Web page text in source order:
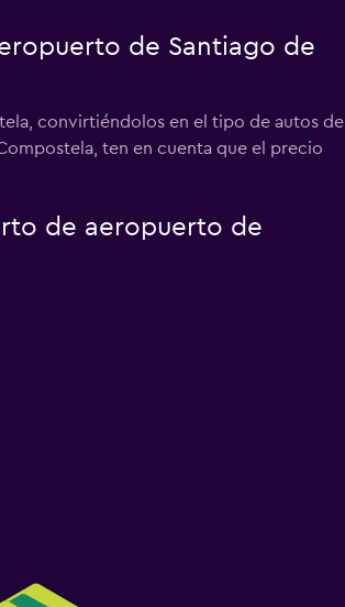
de Santiago de
convirtiéndolos en el tipo de autos de
ten en cuenta que el precio
de aeropuerto de